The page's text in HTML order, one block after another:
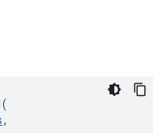
(
,